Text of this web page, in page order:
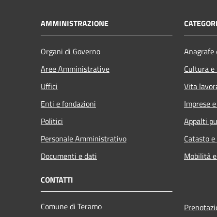
AMMINISTRAZIONE
Organi di Governo
Aree Amministrative
Uffici
Enti e fondazioni
Politici
Personale Amministrativo
Documenti e dati
Cultura
Vita
Imprese
Appalti
Catasto
Mobilità
CONTATTI
Comune di Teramo